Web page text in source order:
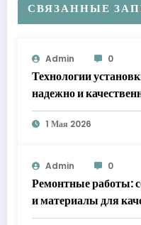
СВЯЗАННЫЕ
Admin 0
Технологии
надежно и
1 Мая 2026
Admin 0
Ремонтные работы:
и материалы для